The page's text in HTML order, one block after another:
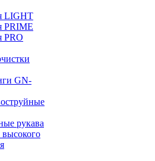
LIGHT
PRIME
PRO
GN-
рукава